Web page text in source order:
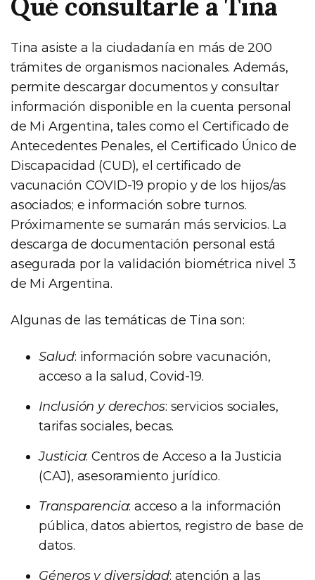
Tina asiste a la ciudadanía en más de 200
trámites de organismos nacionales. Además,
permite descargar documentos y consultar
información disponible en la cuenta personal
de Mi Argentina, tales como el Certificado de
Antecedentes Penales, el Certificado Único de
Discapacidad (CUD), el certificado de
vacunación COVID-19 propio y de los hijos/as
asociados; e información sobre turnos.
Próximamente se sumarán más servicios. La
descarga de documentación personal está
asegurada por la validación biométrica nivel 3
de Mi Argentina.
Algunas de las temáticas de Tina son:
Salud: información sobre vacunación,
acceso a la salud, Covid-19.
Inclusión y derechos: servicios sociales,
tarifas sociales, becas.
Justicia: Centros de Acceso a la Justicia
(CAJ), asesoramiento jurídico.
Transparencia: acceso a la información
pública, datos abiertos, registro de base de
datos.
Géneros y diversidad: atención a las